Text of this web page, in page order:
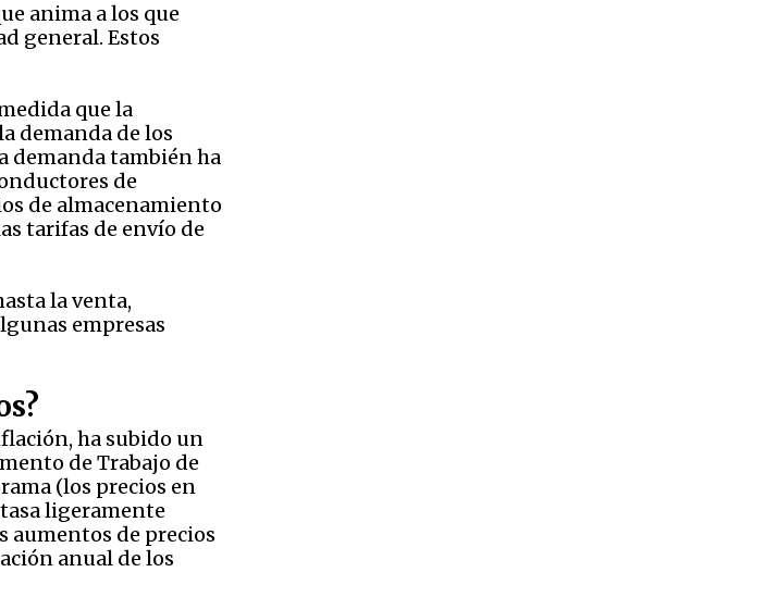
anima a los que
general. Estos
que la
demanda de los
demanda también ha
de
de almacenamiento
tarifas de envío de
la venta,
empresas
ha subido un
de Trabajo de
(los precios en
ligeramente
aumentos de precios
anual de los